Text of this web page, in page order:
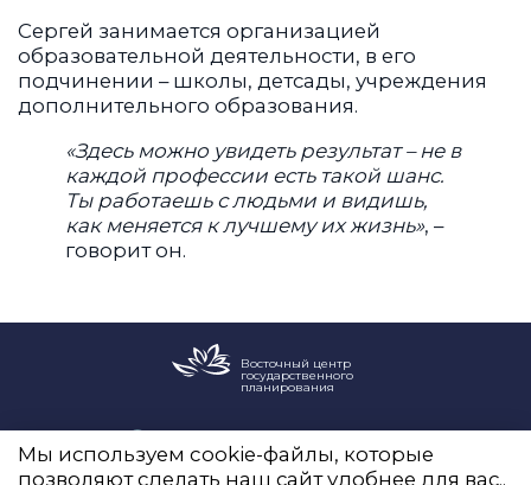
Сергей занимается организацией
образовательной деятельности, в его
подчинении – школы, детсады, учреждения
дополнительного образования.
«Здесь можно увидеть результат – не в
каждой профессии есть такой шанс.
Ты работаешь с людьми и видишь,
как меняется к лучшему их жизнь», –
говорит он.
Восточный центр
государственного
планирования
info@vostokgosplan.ru
Мы используем cookie-файлы, которые
позволяют сделать наш сайт удобнее для вас..